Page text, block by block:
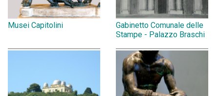
Musei Capitolini
Gabinetto Comunale delle
Stampe - Palazzo Braschi